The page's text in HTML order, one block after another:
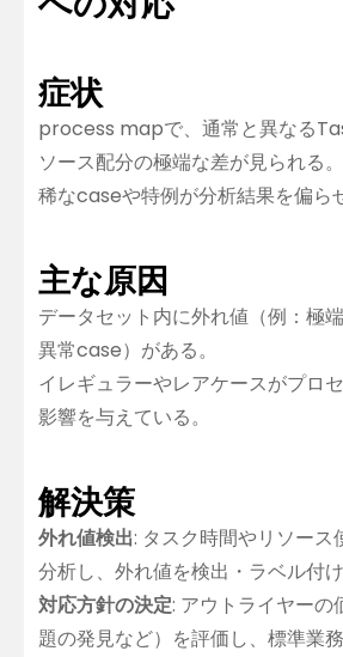
症状
process mapで、通常と異なる
ソース配分の極端な差が見られる。
稀なcaseや特例が分析結果を偏ら
主な原因
データセット内に外れ値（例：極
異常case）がある。
イレギュラーやレアケースがプロ
影響を与えている。
解決策
外れ値検出: タスク時間やリソース
分析し、外れ値を検出・ラベル付け
対応方針の決定: アウトライヤーの
題の発見など）を評価し、標準業